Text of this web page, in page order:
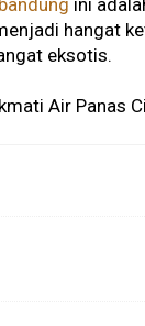
ini
hangat
eksotis.
Air Panas